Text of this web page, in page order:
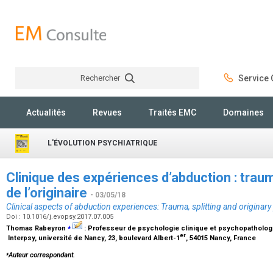
Rechercher Service
Actualités Revues Traités EMC Domaines
L'ÉVOLUTION PSYCHIATRIQUE
Clinique des expériences d’abduction :
de l’originaire - 03/05/18
Clinical aspects of abduction experiences: Trauma, splitting and
Doi : 10.1016/j.evopsy.2017.07.005
Thomas Rabeyron ⁎ : Professeur de psychologie clinique et
Interpsy, université de Nancy, 23, boulevard Albert-1er, 54015 Nancy, France
⁎Auteur correspondant.